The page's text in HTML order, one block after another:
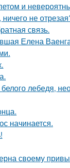
и
не
связь.
Елена
лебедя,
начинается.
своему